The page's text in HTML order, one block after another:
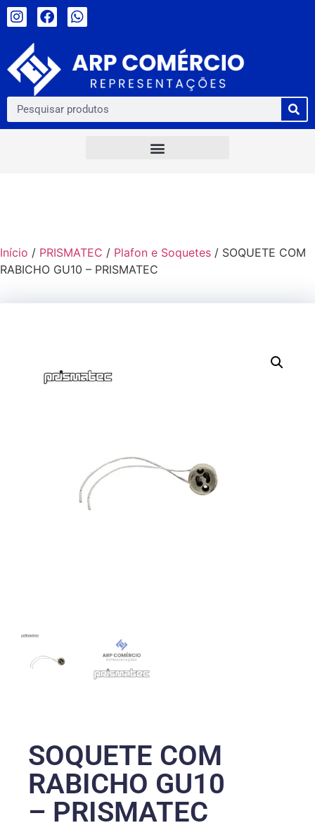
Início / PRISMATEC / Plafon e Soquetes / SOQUETE COM
RABICHO GU10 – PRISMATEC
SOQUETE COM
RABICHO GU10
– PRISMATEC